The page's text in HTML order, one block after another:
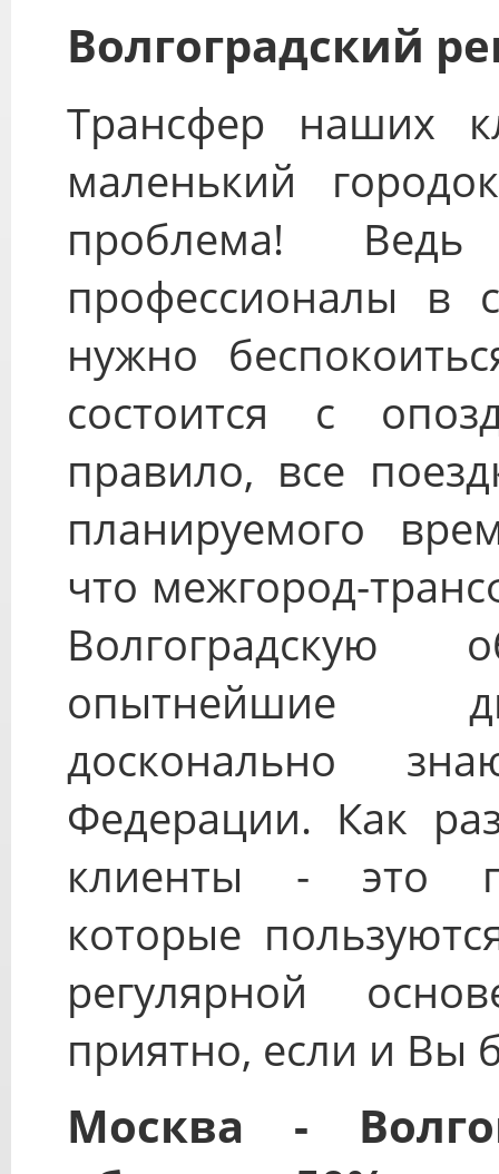
Волгоградский
Трансфер наших
маленький
проблема!
профессионалы в
нужно
состоится с
правило, все
планируемого
что межгород-
Волгоградскую
опытнейшие
досконально
Федерации. Как
клиенты - это
которые
регулярной
приятно, если и Вы
Москва -